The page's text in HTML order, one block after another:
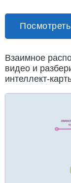
Взаимное
видео и
интеллект-